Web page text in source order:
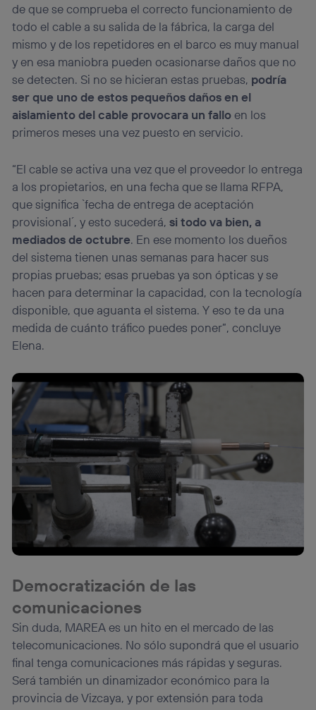
de que se comprueba el correcto funcionamiento de
todo el cable a su salida de la fábrica, la carga del
mismo y de los repetidores en el barco es muy manual
y en esa maniobra pueden ocasionarse daños que no
se detecten. Si no se hicieran estas pruebas, podría
ser que uno de estos pequeños daños en el
aislamiento del cable provocara un falloen los
primeros meses una vez puesto en servicio.
“El cable se activa una vez que el proveedor lo entrega
a los propietarios, en una fecha que se llama RFPA,
que significa `fecha de entrega de aceptación
provisional´, y esto sucederá,si todo va bien, a
mediados de octubre. En ese momento los dueños
del sistema tienen unas semanas para hacer sus
propias pruebas; esas pruebas ya son ópticas y se
hacen para determinar la capacidad, con la tecnología
disponible, que aguanta el sistema. Y eso te da una
medida de cuánto tráfico puedes poner”, concluye
Elena.
Democratización de las
comunicaciones
Sin duda, MAREA es un hito en el mercado de las
telecomunicaciones. No sólo supondrá que el usuario
final tenga comunicaciones más rápidas y seguras.
Será también un dinamizador económico para la
provincia de Vizcaya, y por extensión para toda